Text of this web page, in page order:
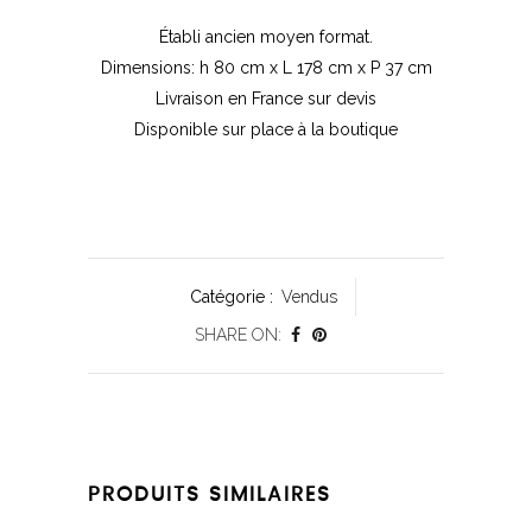
Établi ancien moyen format.
Dimensions: h 80 cm x L 178 cm x P 37 cm
Livraison en France sur devis
Disponible sur place à la boutique
Catégorie : Vendus
SHARE ON:
PRODUITS SIMILAIRES